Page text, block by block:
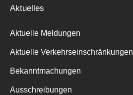
Aktuelles
Aktuelle Meldungen
Aktuelle Verkehrseinschränkungen
Bekanntmachungen
Ausschreibungen